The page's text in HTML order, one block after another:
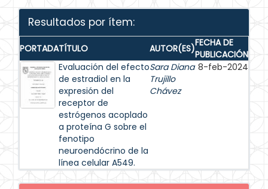
Resultados por ítem:
PORTADATÍTULO AUTOR(ES)FECHA DE
PUBLICACIÓN
Evaluación del efecto
de estradiol en la
expresión del
receptor de
estrógenos acoplado
a proteína G sobre el
fenotipo
neuroendócrino de la
línea celular A549.
Sara Diana
Trujillo
Chávez
8-feb-2024